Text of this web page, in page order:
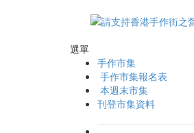
選單
手作市集
手作市集報名表
本週末市集
刊登市集資料